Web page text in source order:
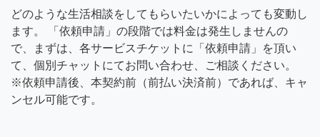
どのような生活相談をしてもらいたいかによっても変動し
ます。 「依頼申請」の段階では料金は発生しませんの
で、まずは、各サービスチケットに「依頼申請」を頂い
て、個別チャットにてお問い合わせ、ご相談ください。
※依頼申請後、本契約前（前払い決済前）であれば、キャ
ンセル可能です。